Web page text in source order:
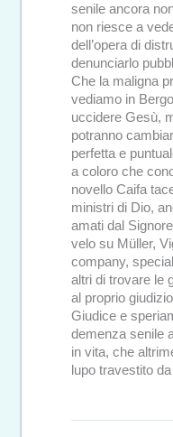
senile ancora
non riesce a
dell’opera di
denunciarlo
Che la maligna
vediamo in
uccidere Gesù,
potranno
perfetta e
a coloro che
novello Caifa
ministri di Dio,
amati dal
velo su Müller,
company,
altri di trovare le
al proprio
Giudice e
demenza senile
in vita, che
lupo travestito